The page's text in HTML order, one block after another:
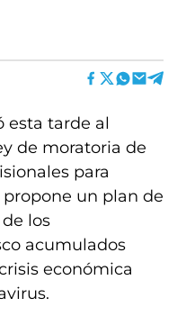
esta tarde al
de moratoria de
para
un plan de
los
acumulados
económica